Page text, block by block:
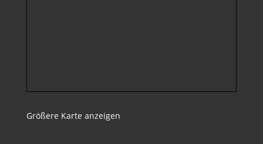
Größere Karte anzeigen